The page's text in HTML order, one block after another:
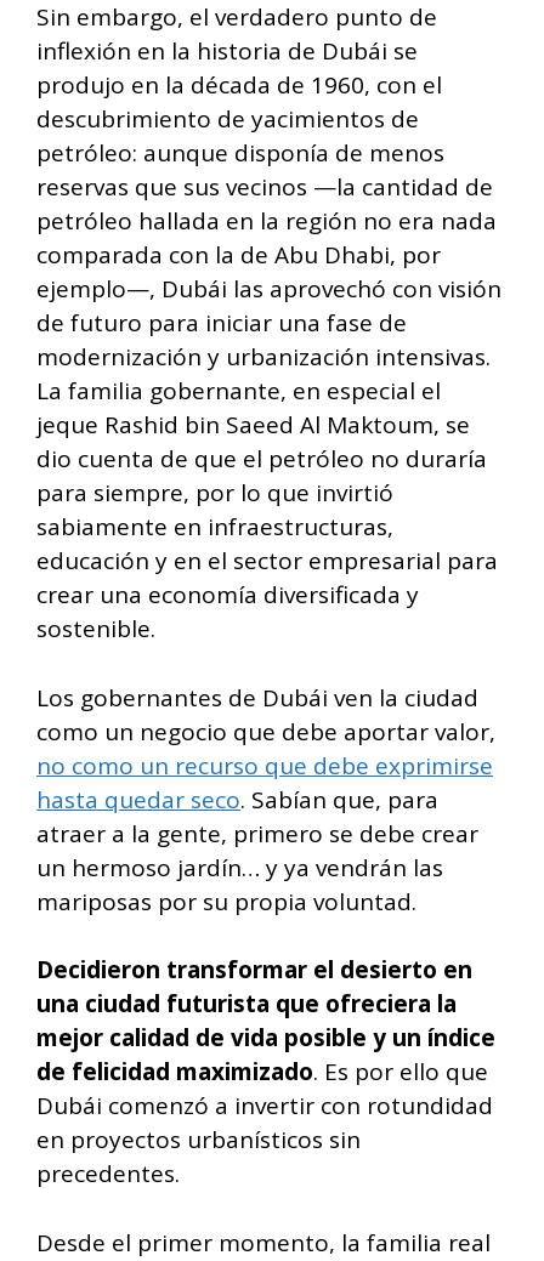
Sin embargo, el verdadero punto de
inflexión en la historia de Dubái se
produjo en la década de 1960, con el
descubrimiento de yacimientos de
petróleo: aunque disponía de menos
reservas que sus vecinos —la cantidad de
petróleo hallada en la región no era nada
comparada con la de Abu Dhabi, por
ejemplo—, Dubái las aprovechó con visión
de futuro para iniciar una fase de
modernización y urbanización intensivas.
La familia gobernante, en especial el
jeque Rashid bin Saeed Al Maktoum, se
dio cuenta de que el petróleo no duraría
para siempre, por lo que invirtió
sabiamente en infraestructuras,
educación y en el sector empresarial para
crear una economía diversificada y
sostenible.
Los gobernantes de Dubái ven la ciudad
como un negocio que debe aportar valor,
no como un recurso que debe exprimirse
hasta quedar seco. Sabían que, para
atraer a la gente, primero se debe crear
un hermoso jardín… y ya vendrán las
mariposas por su propia voluntad.
Decidieron transformar el desierto en
una ciudad futurista que ofreciera la
mejor calidad de vida posible y un índice
de felicidad maximizado. Es por ello que
Dubái comenzó a invertir con rotundidad
en proyectos urbanísticos sin
precedentes.
Desde el primer momento, la familia real